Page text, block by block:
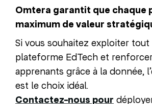
Omtera garantit que chaque
maximum de valeur
Si vous souhaitez exploiter
plateforme EdTech et
apprenants grâce à la donnée,
est le choix idéal.
Contactez-nous pour